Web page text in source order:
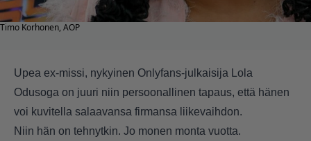
Timo Korhonen, AOP
Upea ex-missi, nykyinen Onlyfans-julkaisija Lola
Odusoga on juuri niin persoonallinen tapaus, että hänen
voi kuvitella salaavansa firmansa liikevaihdon.
Niin hän on tehnytkin. Jo monen monta vuotta.